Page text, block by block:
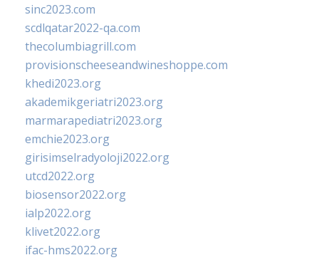
sinc2023.com
scdlqatar2022-qa.com
thecolumbiagrill.com
provisionscheeseandwineshoppe.com
khedi2023.org
akademikgeriatri2023.org
marmarapediatri2023.org
emchie2023.org
girisimselradyoloji2022.org
utcd2022.org
biosensor2022.org
ialp2022.org
klivet2022.org
ifac-hms2022.org